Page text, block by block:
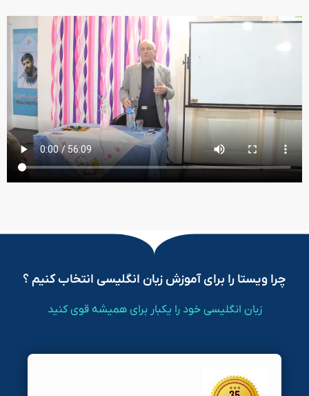
چرا ویستا را برای آموزش زبان انگلیسی انتخاب کنیم ؟
زبان انگلیسی خود را یکبار برای همیشه قوی کنید